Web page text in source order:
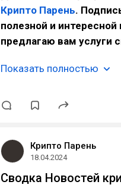
Крипто Парень.
полезной и
предлагаю вам услуги
Показать полностью
Крипто Парень
18.04.2024
Сводка Новостей